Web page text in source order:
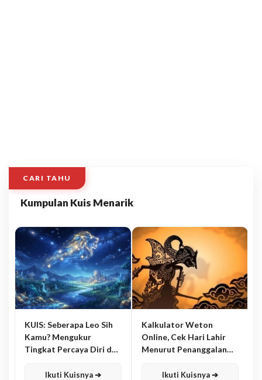
CARI TAHU
Kumpulan Kuis Menarik
KUIS: Seberapa Leo Sih
Kamu? Mengukur
Tingkat Percaya Diri dan
Ikuti Kuisnya ➔
Kalkulator Weton
Online, Cek Hari Lahir
Menurut Penanggalan
Ikuti Kuisnya ➔